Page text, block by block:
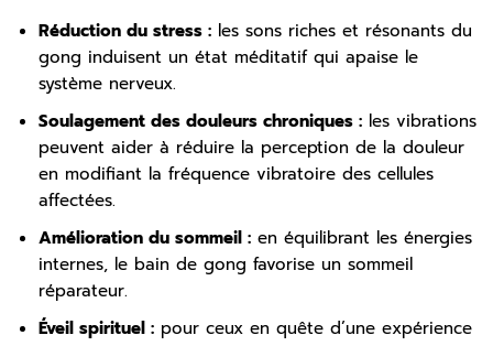
Réduction du stress : les sons riches et résonants du
gong induisent un état méditatif qui apaise le
système nerveux.
Soulagement des douleurs chroniques : les vibrations
peuvent aider à réduire la perception de la douleur
en modifiant la fréquence vibratoire des cellules
affectées.
Amélioration du sommeil : en équilibrant les énergies
internes, le bain de gong favorise un sommeil
réparateur.
Éveil spirituel : pour ceux en quête d’une expérience